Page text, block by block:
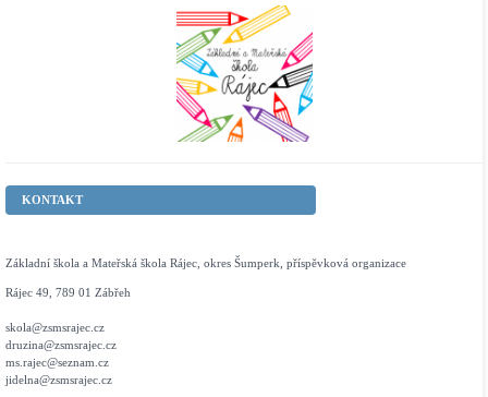
KONTAKT
Základní škola a Mateřská škola Rájec, okres Šumperk, příspěvková organizace
Rájec 49, 789 01 Zábřeh
skola@zsmsrajec.cz
druzina@zsmsrajec.cz
ms.rajec@seznam.cz
jidelna@zsmsrajec.cz